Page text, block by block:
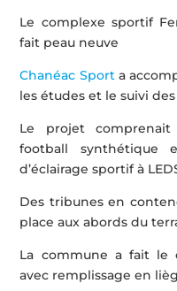
Le complexe sportif
fait peau neuve
Chanéac Sporta
les études et le suivi
Le projet
football synthétique
d’éclairage sportif à
Des tribunes en
place aux abords du
La commune a fait le
avec remplissage en